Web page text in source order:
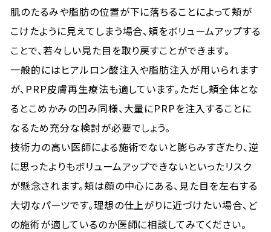
肌のたるみや脂肪の位置が下に落ちることによって頬が
こけたように見えてしまう場合、頬をボリュームアップする
ことで、若々しい見た目を取り戻すことができます。
一般的にはヒアルロン酸注入や脂肪注入が用いられます
が、PRP皮膚再生療法も適しています。ただし頬全体とな
るとこめかみの凹み同様、大量にPRPを注入することに
なるため充分な検討が必要でしょう。
技術力の高い医師による施術でないと膨らみすぎたり、逆
に思ったよりもボリュームアップできないといったリスク
が懸念されます。頬は顔の中心にある、見た目を左右する
大切なパーツです。理想の仕上がりに近づけたい場合、ど
の施術が適しているのか医師に相談してみてください。